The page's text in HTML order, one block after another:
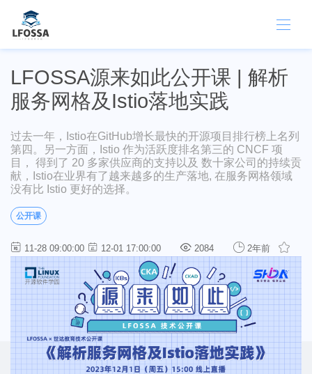
LFOSSA源来如此公开课 | 解析
服务网格及Istio落地实践
过去一年，Istio在GitHub增长最快的开源项目排行榜上名列
第四。另一方面，Istio 作为活跃度排名第三的 CNCF 项
目， 得到了 20 多家供应商的支持以及 数十家公司的持续贡
献，Istio在业界有了越来越多的生产落地, 在服务网格领域
没有比 Istio 更好的选择。
公开课
11-28 09:00:00 12-01 17:00:00 2084 2年前